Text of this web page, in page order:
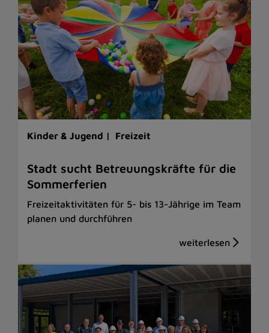
Kinder & Jugend | Freizeit
Stadt sucht Betreuungskräfte für die
Sommerferien
Freizeitaktivitäten für 5- bis 13-Jährige im Team
planen und durchführen